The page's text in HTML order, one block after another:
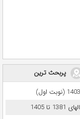
پربحث ترین